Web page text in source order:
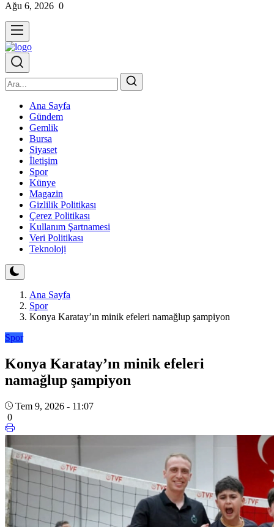
Ağu 6, 2026 0
Ana Sayfa
Gündem
Gemlik
Bursa
Siyaset
İletişim
Spor
Künye
Magazin
Gizlilik Politikası
Çerez Politikası
Kullanım Şartnamesi
Veri Politikası
Teknoloji
Ana Sayfa
Spor
Konya Karatay’ın minik efeleri namağlup şampiyon
Spor
Konya Karatay’ın minik efeleri
namağlup şampiyon
Tem 9, 2026 - 11:07
0